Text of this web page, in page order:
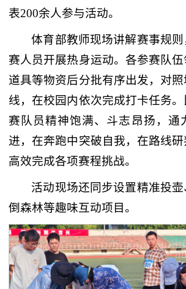
表200余人参与活动。
体育部教师现场讲解赛事规
赛人员开展热身运动。各参赛队
道具等物资后分批有序出发，对
线，在校园内依次完成打卡任务
赛队员精神饱满、斗志昂扬，通
进，在奔跑中突破自我，在路线研
高效完成各项赛程挑战。
活动现场还同步设置精准投
倒森林等趣味互动项目。